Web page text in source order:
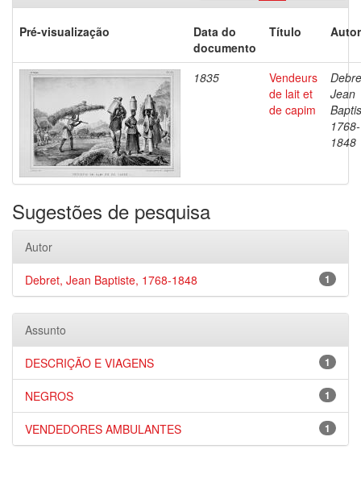
Pré-visualização
Data do
documento
Título
1835
Vendeurs
de lait et
de capim
Jean
1768-
1848
Sugestões de pesquisa
Autor
1
Debret, Jean Baptiste, 1768-1848
Assunto
1
DESCRIÇÃO E VIAGENS
1
NEGROS
1
VENDEDORES AMBULANTES